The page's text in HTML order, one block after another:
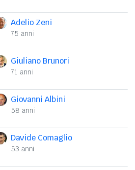
Adelio Zeni
75 anni
Giuliano Brunori
71 anni
Giovanni Albini
58 anni
Davide Comaglio
53 anni